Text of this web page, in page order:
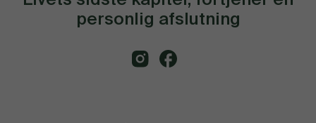
personlig afslutning